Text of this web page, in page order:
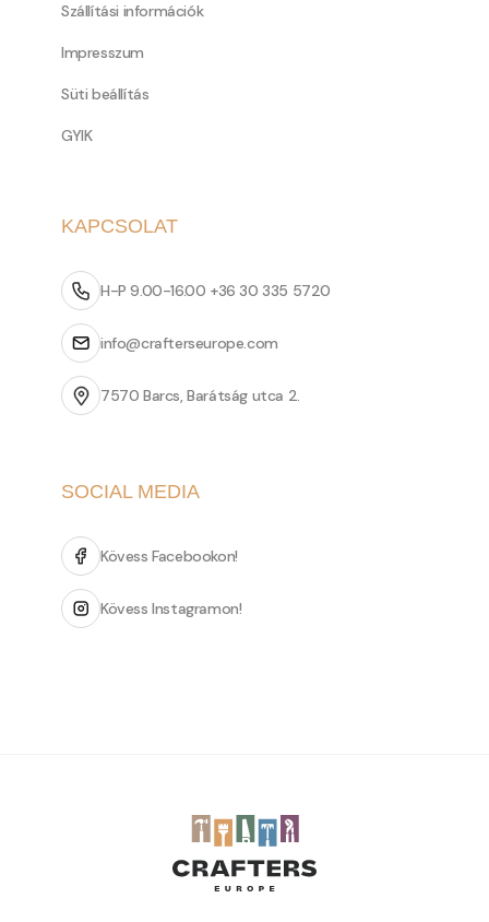
Szállítási információk
Impresszum
Süti beállítás
GYIK
KAPCSOLAT
H-P 9.00-16.00 +36 30 335 5720
info@crafterseurope.com
7570 Barcs, Barátság utca 2.
SOCIAL MEDIA
Kövess Facebookon!
Kövess Instagramon!